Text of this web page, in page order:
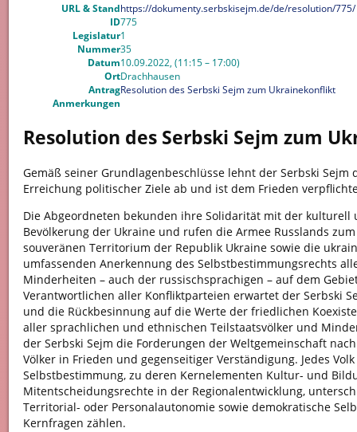
URL & Standhttps://dokumenty.serbskisejm.de/de/resolution/775/
ID775
Legislatur1
Nummer35
Datum10.09.2022, (11:15 – 17:00)
OrtDrachhausen
AntragResolution des Serbski Sejm zum Ukrainekonflikt
Anmerkungen
Resolution des Serbski Sejm zum
Gemäß seiner Grundlagenbeschlüsse lehnt der Serbski Sejm
Erreichung politischer Ziele ab und ist dem Frieden
Die Abgeordneten bekunden ihre Solidarität mit der
Bevölkerung der Ukraine und rufen die Armee Russlands
souveränen Territorium der Republik Ukraine sowie die
umfassenden Anerkennung des Selbstbestimmungsrechts
Minderheiten – auch der russischsprachigen – auf dem
Verantwortlichen aller Konfliktparteien erwartet der Serbski
und die Rückbesinnung auf die Werte der friedlichen
aller sprachlichen und ethnischen Teilstaatsvölker und
der Serbski Sejm die Forderungen der Weltgemeinschaft
Völker in Frieden und gegenseitiger Verständigung. Jedes
Selbstbestimmung, zu deren Kernelementen Kultur- und
Mitentscheidungsrechte in der Regionalentwicklung,
Territorial- oder Personalautonomie sowie demokratische
Kernfragen zählen.